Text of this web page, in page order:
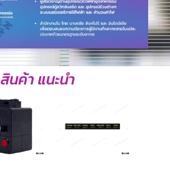
สินค้า แนะนำ